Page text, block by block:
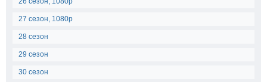
27 сезон, 1080p
28 сезон
29 сезон
30 сезон